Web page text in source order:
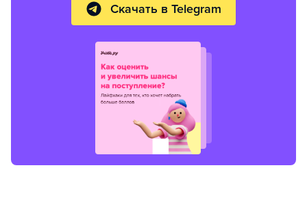
Скачать в Telegram